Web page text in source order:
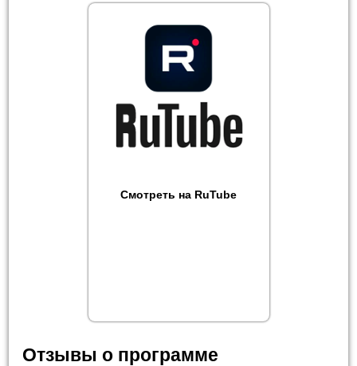
Смотреть на RuTube
Отзывы о программе